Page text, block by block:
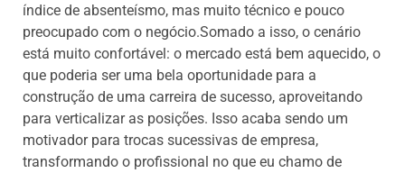
índice de absenteísmo, mas muito técnico e pouco
preocupado com o negócio.Somado a isso, o cenário
está muito confortável: o mercado está bem aquecido, o
que poderia ser uma bela oportunidade para a
construção de uma carreira de sucesso, aproveitando
para verticalizar as posições. Isso acaba sendo um
motivador para trocas sucessivas de empresa,
transformando o profissional no que eu chamo de